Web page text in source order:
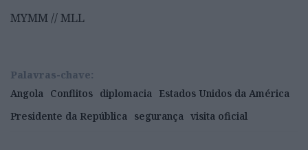
MYMM // MLL
Palavras-chave:
Angola Conflitos diplomacia Estados Unidos da América
Presidente da República segurança visita oficial